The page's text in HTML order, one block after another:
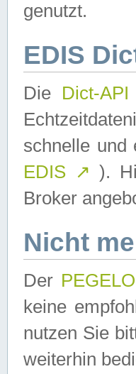
genutzt.
EDIS
Die Dict-API
schnelle und
EDIS ↗ ).
Broker
Nicht
Der
keine
nutzen Sie
weiterhin